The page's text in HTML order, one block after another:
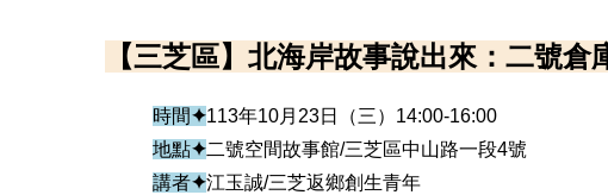
【三芝區】北海岸故事說出來：二號
時間✦113年10月23日（三）14:00-16:00
地點✦二號空間故事館/三芝區中山路一段4號
講者✦江玉誠/三芝返鄉創生青年